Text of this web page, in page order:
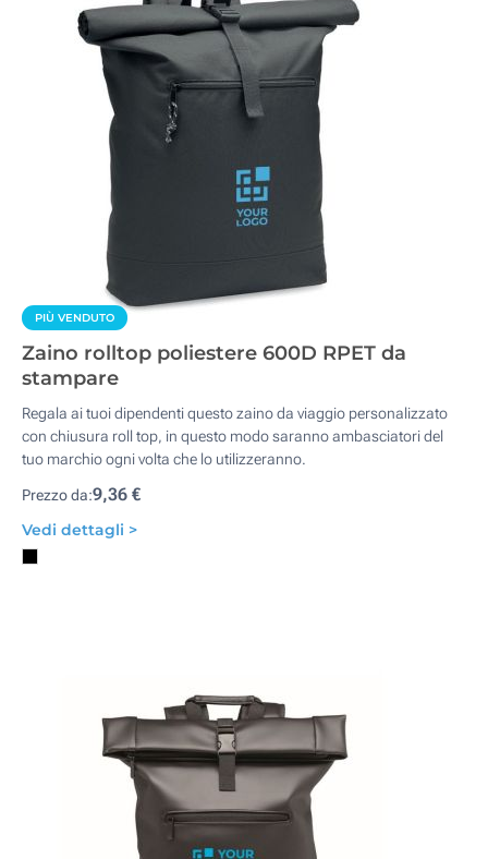
PIÙ VENDUTO
Zaino rolltop poliestere 600D RPET da
stampare
Regala ai tuoi dipendenti questo zaino da viaggio personalizzato
con chiusura roll top, in questo modo saranno ambasciatori del
tuo marchio ogni volta che lo utilizzeranno.
Prezzo da:9,36 €
Vedi dettagli >